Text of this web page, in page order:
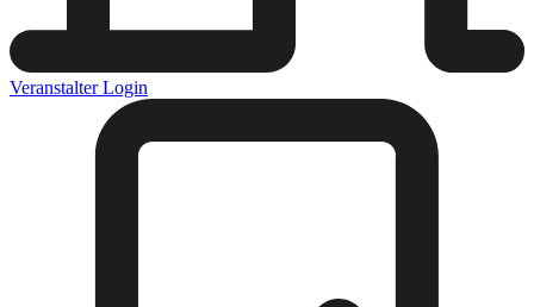
Veranstalter Login